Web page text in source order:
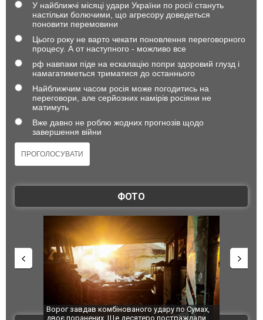
У найближчі місяці удари України по росії стануть
настільки болючими, що агресору доведеться
поновити перемовини
Цього року не варто чекати поновлення переговорного
процесу. А от наступного - можливо все
рф навпаки піде на ескалацію попри здоровий глузд і
намагатиметься триматися до останнього
Найближчим часом росія може погодитись на
переговори, але серйозних намірів росіяни не
матимуть
Вже давно не роблю жодних прогнозів щодо
завершення війни
ФОТО
Ворог завдав комбінованого удару по Сумах,
двоє поранених. Ще десятеро постраждали
За 2000